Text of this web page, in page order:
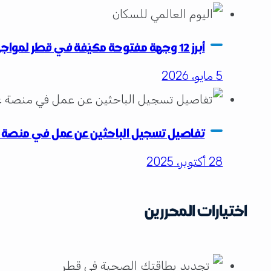
أبرز 12 وجهة مفتوحة مكيّفة في قطر لمواجهة حرارة الصيف للعائلات والأفراد
5 مايو، 2026
تفاصيل تسجيل الباحثين عن عمل في
28 أكتوبر، 2025
اختيارات المحررين